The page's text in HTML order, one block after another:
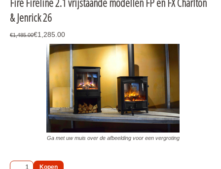
Bio-ethanol schouw meubel en bio ethanolbranders 2026
Elektr. Optiflame (geen waterdamp) haarden inclusief
schouw 2026
Elektr. Optiflame (geen waterdamp) hang - wand haarden
Elektr. Optiflame (geen waterdamp) inzet-inbouwhaarden
Elektr. Optiflame (geen waterdamp) vrijstaande haarden
Elektr. Optimyst (waterdamp) E-MatriX waterdamp
inbouwhaarden Faber 2026
2026
& Jenrick 26
€1,485.00€1,285.00
Ga met uw muis over de afbeelding voor een vergroting